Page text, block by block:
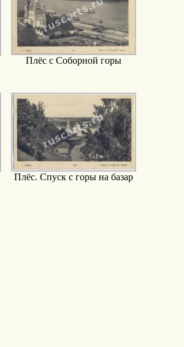
Плёс с Соборной горы
Плёс. Спуск с горы на базар